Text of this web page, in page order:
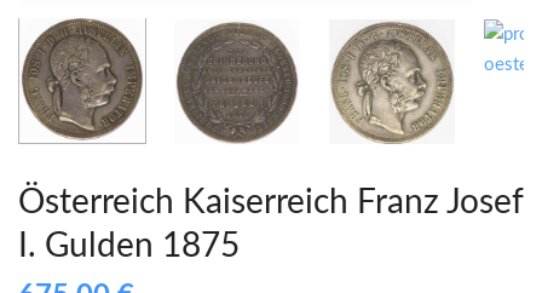
Österreich Kaiserreich Franz Josef
I. Gulden 1875